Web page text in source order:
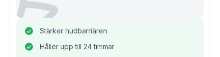
Stärker hudbarriären
Håller upp till 24 timmar